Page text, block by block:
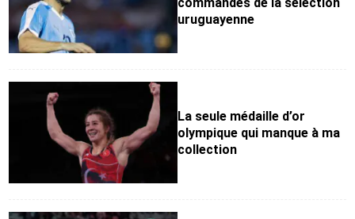
uruguayenne
La seule médaille d’or
olympique qui manque à ma
collection